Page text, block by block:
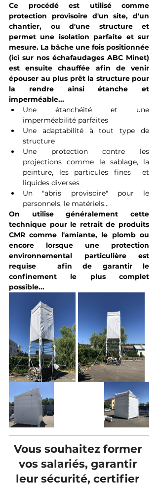
Ce procédé est utilisé comme
protection provisoire d'un site, d'un
chantier, ou d'une structure et
permet une isolation parfaite et sur
mesure. La bâche une fois positionnée
(ici sur nos échafaudages ABC Minet)
est ensuite chauffée afin de venir
épouser au plus prêt la structure pour
la rendre ainsi étanche et
imperméable...
Une étanchéité et une
imperméabilité parfaites
Une adaptabilité à tout type de
structure
Une protection contre les
projections comme le sablage, la
peinture, les particules fines  et
liquides diverses
Un "abris provisoire" pour le
personnels, le matériels...
On utilise généralement cette
technique pour le retrait de produits
CMR comme l'amiante, le plomb ou
encore lorsque une protection
environnemental particulière est
requise  afin de garantir le
confinement le plus complet
possible...
Vous souhaitez former
vos salariés, garantir
leur sécurité, certifier